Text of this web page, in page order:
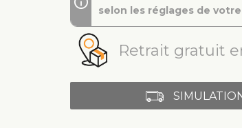
selon les réglages de
Retrait gratuit